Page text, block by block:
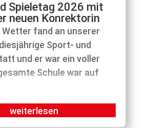
Spieletag 2026 mit
neuen Konrektorin
Wetter fand an unserer
Sport- und
und er war ein voller
Schule war auf